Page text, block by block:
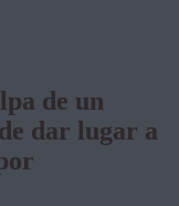
de un
dar lugar a